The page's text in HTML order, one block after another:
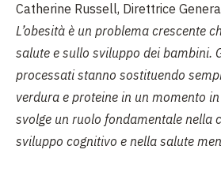
Catherine Russell, Direttrice
L’obesità è un problema crescente
salute e sullo sviluppo dei bambini.
processati stanno sostituendo
verdura e proteine in un momento
svolge un ruolo fondamentale nella
sviluppo cognitivo e nella salute